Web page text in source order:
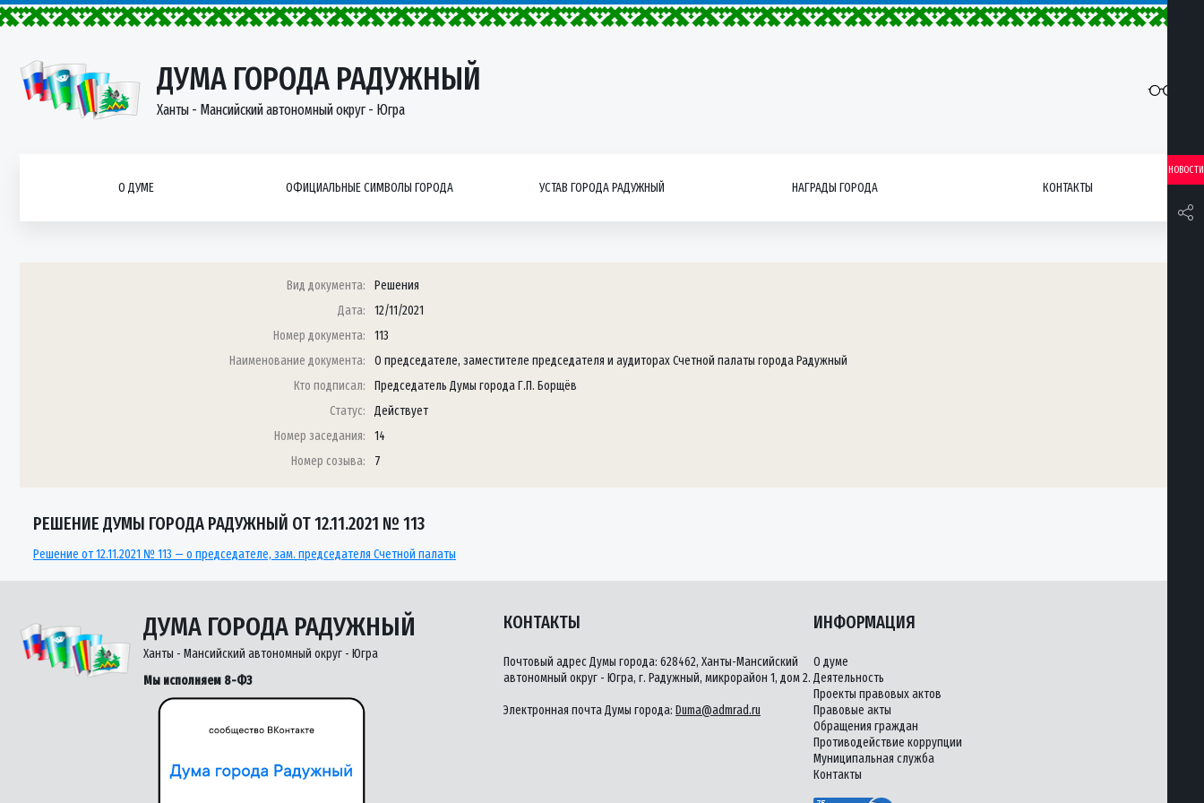
ДУМА ГОРОДА РАДУЖНЫЙ
Ханты - Мансийский автономный округ - Югра
О ДУМЕ ОФИЦИАЛЬНЫЕ СИМВОЛЫ ГОРОДА УСТАВ ГОРОДА РАДУЖНЫЙ НАГРАДЫ ГОРОДА КОНТАКТЫ
НОВОСТИ
Вид документа:
Решения
Дата:
12/11/2021
Номер документа:
113
Наименование документа:
О председателе, заместителе председателя и аудиторах Счетной палаты города Радужный
Кто подписал:
Председатель Думы города Г.П. Борщёв
Статус:
Действует
Номер заседания:
14
Номер созыва:
7
РЕШЕНИЕ ДУМЫ ГОРОДА РАДУЖНЫЙ ОТ 12.11.2021 № 113
Решение от 12.11.2021 № 113 — о председателе, зам. председателя Счетной палаты
ДУМА ГОРОДА РАДУЖНЫЙ
Ханты - Мансийский автономный округ - Югра
Мы исполняем 8-ФЗ
КОНТАКТЫ
Почтовый адрес Думы города: 628462, Ханты-Мансийский
автономный округ - Югра, г. Радужный, микрорайон 1, дом 2.
Электронная почта Думы города: Duma@admrad.ru
ИНФОРМАЦИЯ
О думе
Деятельность
Проекты правовых актов
Правовые акты
Обращения граждан
Противодействие коррупции
Муниципальная служба
Контакты